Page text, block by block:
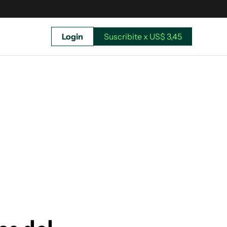
Suscribite x US$ 3,45
Login Suscribite x US$ 3,45